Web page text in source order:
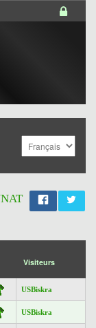
Visiteurs
USBiskra
USBiskra